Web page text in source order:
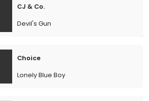
CJ & Co.
Devil's Gun
Choice
Lonely Blue Boy